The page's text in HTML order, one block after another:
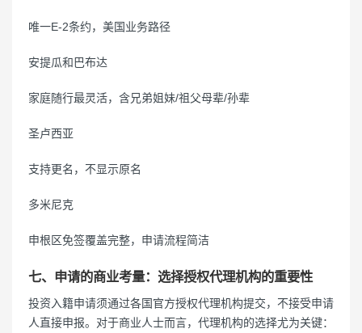
唯一E-2条约，美国业务路径
安提瓜和巴布达
家庭随行最灵活，含兄弟姐妹/祖父母辈/孙辈
圣卢西亚
支持更名，不显示原名
多米尼克
申根区免签覆盖完整，申请流程简洁
七、申请的商业考量：选择授权代理机构的重要性
投资入籍申请须通过各国官方授权代理机构提交，不接受申请
人直接申报。对于商业人士而言，代理机构的选择尤为关键：